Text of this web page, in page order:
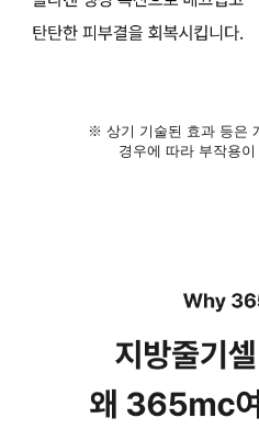
※ 상기 기술된 효과 등은
경우에 따라 부작용